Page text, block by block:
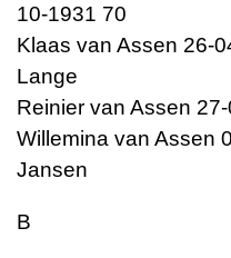
10-1931 70
Klaas van Assen 26-
Lange
Reinier van Assen
Willemina van Assen
Jansen
B